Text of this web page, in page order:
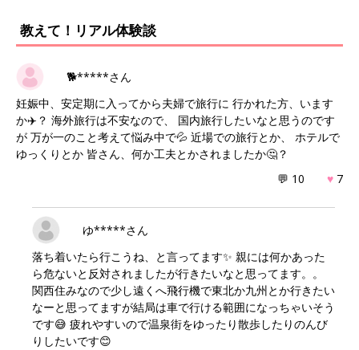
教えて！リアル体験談
🐕*****さん
妊娠中、安定期に入ってから夫婦で旅行に 行かれた方、います
か✈️？ 海外旅行は不安なので、 国内旅行したいなと思うのです
が 万が一のこと考えて悩み中で💦 近場での旅行とか、 ホテルで
ゆっくりとか 皆さん、何か工夫とかされましたか🤔？
💬 10 ♥ 7
ゆ*****さん
落ち着いたら行こうね、と言ってます✨ 親には何かあった
ら危ないと反対されましたが行きたいなと思ってます。。
関西住みなので少し遠くへ飛行機で東北か九州とか行きたい
なーと思ってますが結局は車で行ける範囲になっちゃいそう
です😅 疲れやすいので温泉街をゆったり散歩したりのんび
りしたいです😊